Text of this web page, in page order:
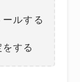
ルする
する